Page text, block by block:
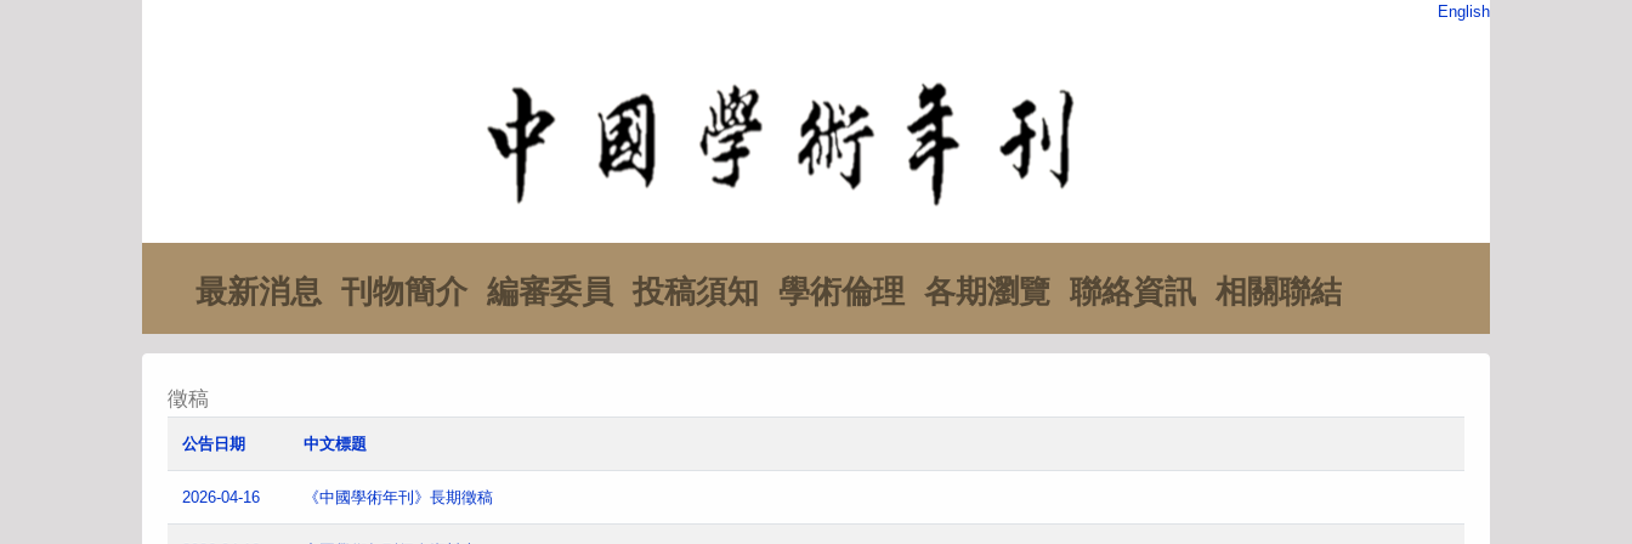
English
最新消息 刊物簡介 編審委員 投稿須知 學術倫理 各期瀏覽 聯絡資訊 相關聯結
徵稿
公告日期 中文標題
2026-04-16 《中國學術年刊》長期徵稿